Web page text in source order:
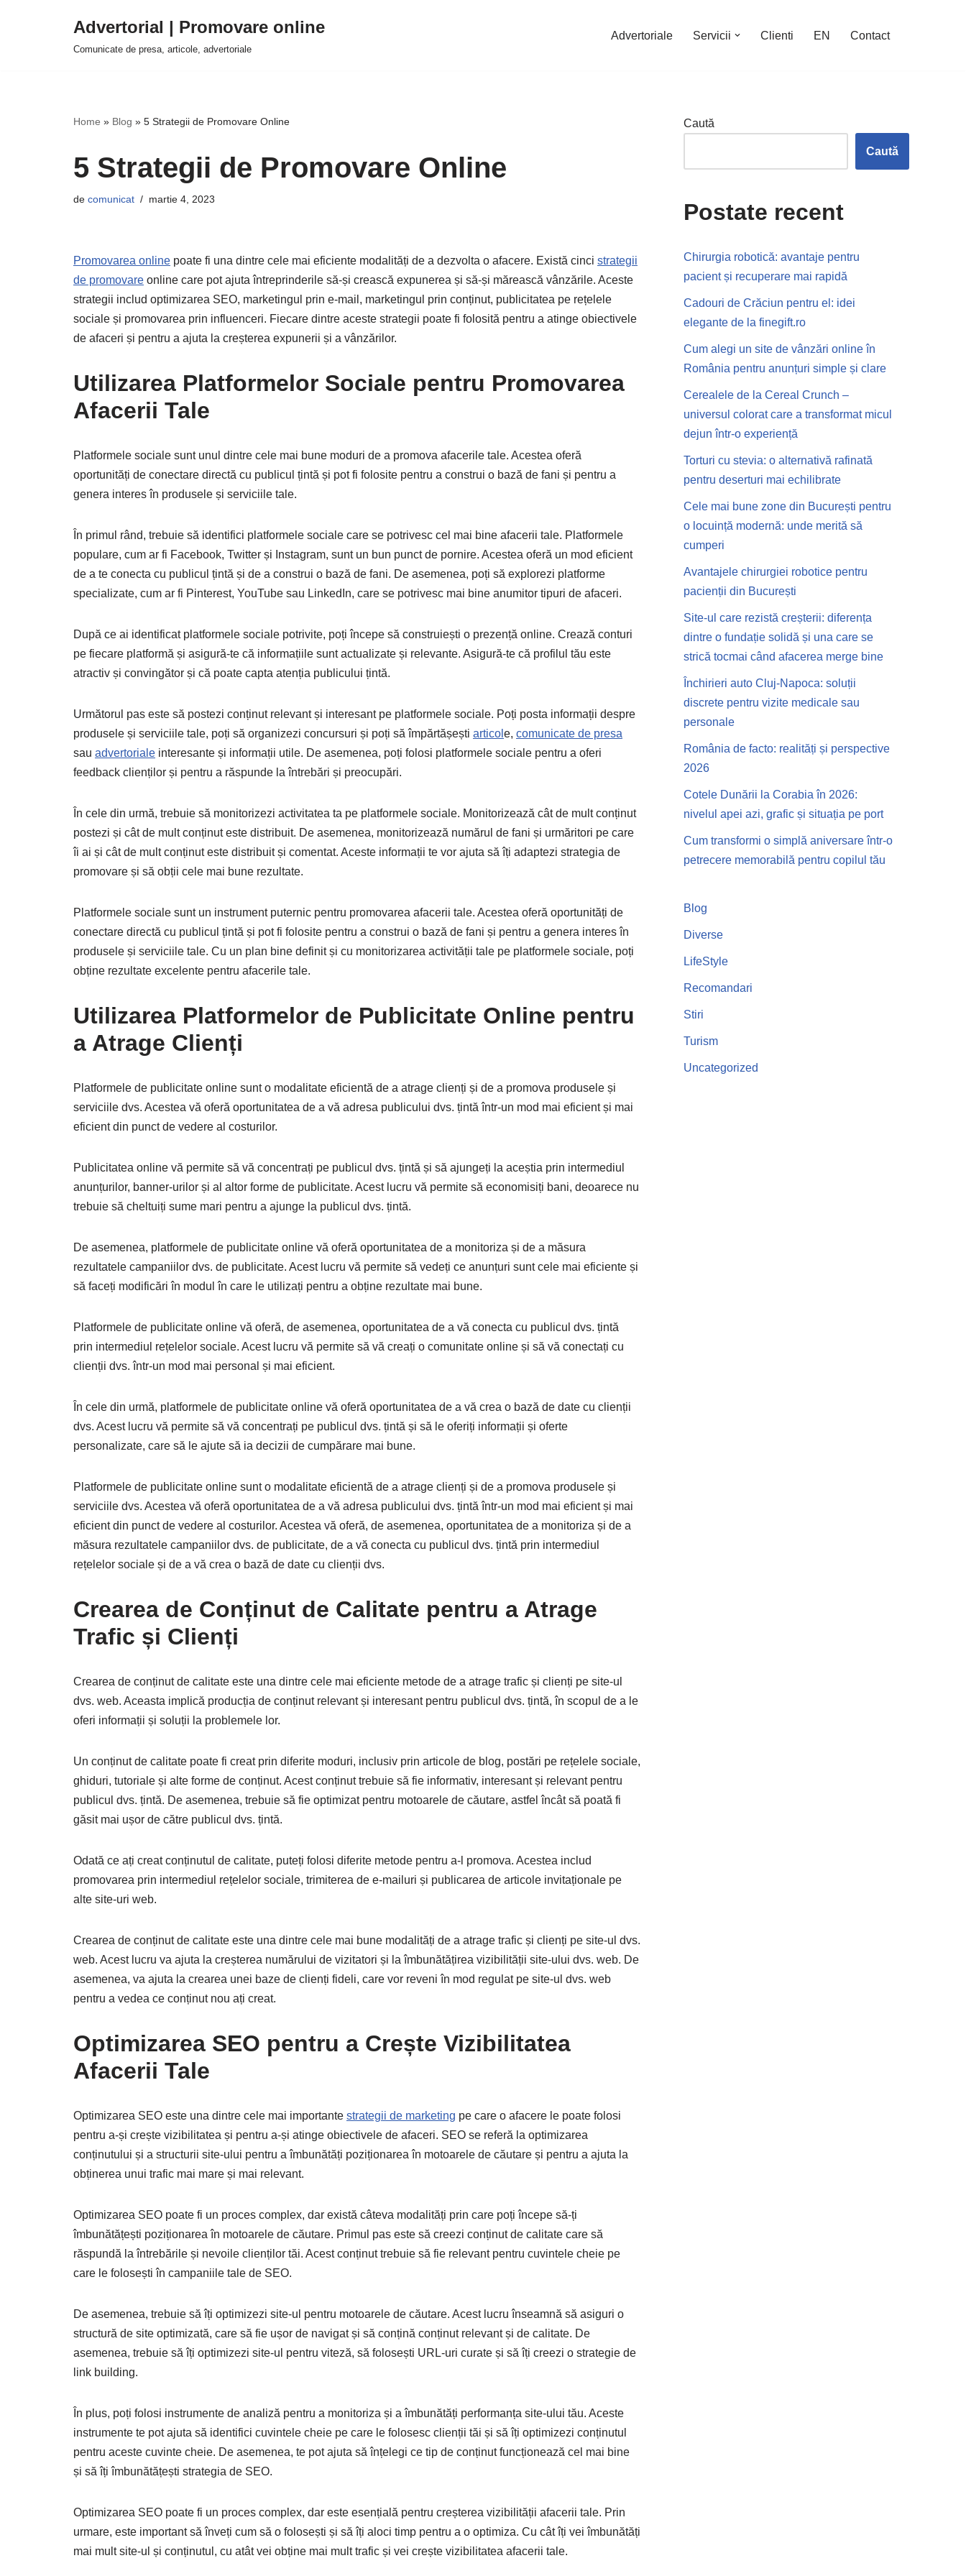
Advertorial | Promovare online
Comunicate de presa, articole, advertoriale
Advertoriale Servicii Clienti EN Contact
Home » Blog » 5 Strategii de Promovare Online
5 Strategii de Promovare Online
de comunicat martie 4, 2023
Promovarea online poate fi una dintre cele mai eficiente modalități de a dezvolta o afacere. Există cinci strategii
de promovare online care pot ajuta întreprinderile să-și crească expunerea și să-și mărească vânzările. Aceste
strategii includ optimizarea SEO, marketingul prin e-mail, marketingul prin conținut, publicitatea pe rețelele
sociale și promovarea prin influenceri. Fiecare dintre aceste strategii poate fi folosită pentru a atinge obiectivele
de afaceri și pentru a ajuta la creșterea expunerii și a vânzărilor.
Utilizarea Platformelor Sociale pentru Promovarea
Afacerii Tale
Platformele sociale sunt unul dintre cele mai bune moduri de a promova afacerile tale. Acestea oferă
oportunități de conectare directă cu publicul țintă și pot fi folosite pentru a construi o bază de fani și pentru a
genera interes în produsele și serviciile tale.
În primul rând, trebuie să identifici platformele sociale care se potrivesc cel mai bine afacerii tale. Platformele
populare, cum ar fi Facebook, Twitter și Instagram, sunt un bun punct de pornire. Acestea oferă un mod eficient
de a te conecta cu publicul țintă și de a construi o bază de fani. De asemenea, poți să explorezi platforme
specializate, cum ar fi Pinterest, YouTube sau LinkedIn, care se potrivesc mai bine anumitor tipuri de afaceri.
După ce ai identificat platformele sociale potrivite, poți începe să construiești o prezență online. Crează conturi
pe fiecare platformă și asigură-te că informațiile sunt actualizate și relevante. Asigură-te că profilul tău este
atractiv și convingător și că poate capta atenția publicului țintă.
Următorul pas este să postezi conținut relevant și interesant pe platformele sociale. Poți posta informații despre
produsele și serviciile tale, poți să organizezi concursuri și poți să împărtășești articol e, comunicate de presa
sau advertoriale interesante și informații utile. De asemenea, poți folosi platformele sociale pentru a oferi
feedback clienților și pentru a răspunde la întrebări și preocupări.
În cele din urmă, trebuie să monitorizezi activitatea ta pe platformele sociale. Monitorizează cât de mult conținut
postezi și cât de mult conținut este distribuit. De asemenea, monitorizează numărul de fani și urmăritori pe care
îi ai și cât de mult conținut este distribuit și comentat. Aceste informații te vor ajuta să îți adaptezi strategia de
promovare și să obții cele mai bune rezultate.
Platformele sociale sunt un instrument puternic pentru promovarea afacerii tale. Acestea oferă oportunități de
conectare directă cu publicul țintă și pot fi folosite pentru a construi o bază de fani și pentru a genera interes în
produsele și serviciile tale. Cu un plan bine definit și cu monitorizarea activității tale pe platformele sociale, poți
obține rezultate excelente pentru afacerile tale.
Utilizarea Platformelor de Publicitate Online pentru
a Atrage Clienți
Platformele de publicitate online sunt o modalitate eficientă de a atrage clienți și de a promova produsele și
serviciile dvs. Acestea vă oferă oportunitatea de a vă adresa publicului dvs. țintă într-un mod mai eficient și mai
eficient din punct de vedere al costurilor.
Publicitatea online vă permite să vă concentrați pe publicul dvs. țintă și să ajungeți la aceștia prin intermediul
anunțurilor, banner-urilor și al altor forme de publicitate. Acest lucru vă permite să economisiți bani, deoarece nu
trebuie să cheltuiți sume mari pentru a ajunge la publicul dvs. țintă.
De asemenea, platformele de publicitate online vă oferă oportunitatea de a monitoriza și de a măsura
rezultatele campaniilor dvs. de publicitate. Acest lucru vă permite să vedeți ce anunțuri sunt cele mai eficiente și
să faceți modificări în modul în care le utilizați pentru a obține rezultate mai bune.
Platformele de publicitate online vă oferă, de asemenea, oportunitatea de a vă conecta cu publicul dvs. țintă
prin intermediul rețelelor sociale. Acest lucru vă permite să vă creați o comunitate online și să vă conectați cu
clienții dvs. într-un mod mai personal și mai eficient.
În cele din urmă, platformele de publicitate online vă oferă oportunitatea de a vă crea o bază de date cu clienții
dvs. Acest lucru vă permite să vă concentrați pe publicul dvs. țintă și să le oferiți informații și oferte
personalizate, care să le ajute să ia decizii de cumpărare mai bune.
Platformele de publicitate online sunt o modalitate eficientă de a atrage clienți și de a promova produsele și
serviciile dvs. Acestea vă oferă oportunitatea de a vă adresa publicului dvs. țintă într-un mod mai eficient și mai
eficient din punct de vedere al costurilor. Acestea vă oferă, de asemenea, oportunitatea de a monitoriza și de a
măsura rezultatele campaniilor dvs. de publicitate, de a vă conecta cu publicul dvs. țintă prin intermediul
rețelelor sociale și de a vă crea o bază de date cu clienții dvs.
Crearea de Conținut de Calitate pentru a Atrage
Trafic și Clienți
Crearea de conținut de calitate este una dintre cele mai eficiente metode de a atrage trafic și clienți pe site-ul
dvs. web. Aceasta implică producția de conținut relevant și interesant pentru publicul dvs. țintă, în scopul de a le
oferi informații și soluții la problemele lor.
Un conținut de calitate poate fi creat prin diferite moduri, inclusiv prin articole de blog, postări pe rețelele sociale,
ghiduri, tutoriale și alte forme de conținut. Acest conținut trebuie să fie informativ, interesant și relevant pentru
publicul dvs. țintă. De asemenea, trebuie să fie optimizat pentru motoarele de căutare, astfel încât să poată fi
găsit mai ușor de către publicul dvs. țintă.
Odată ce ați creat conținutul de calitate, puteți folosi diferite metode pentru a-l promova. Acestea includ
promovarea prin intermediul rețelelor sociale, trimiterea de e-mailuri și publicarea de articole invitaționale pe
alte site-uri web.
Crearea de conținut de calitate este una dintre cele mai bune modalități de a atrage trafic și clienți pe site-ul dvs.
web. Acest lucru va ajuta la creșterea numărului de vizitatori și la îmbunătățirea vizibilității site-ului dvs. web. De
asemenea, va ajuta la crearea unei baze de clienți fideli, care vor reveni în mod regulat pe site-ul dvs. web
pentru a vedea ce conținut nou ați creat.
Optimizarea SEO pentru a Crește Vizibilitatea
Afacerii Tale
Optimizarea SEO este una dintre cele mai importante strategii de marketing pe care o afacere le poate folosi
pentru a-și crește vizibilitatea și pentru a-și atinge obiectivele de afaceri. SEO se referă la optimizarea
conținutului și a structurii site-ului pentru a îmbunătăți poziționarea în motoarele de căutare și pentru a ajuta la
obținerea unui trafic mai mare și mai relevant.
Optimizarea SEO poate fi un proces complex, dar există câteva modalități prin care poți începe să-ți
îmbunătățești poziționarea în motoarele de căutare. Primul pas este să creezi conținut de calitate care să
răspundă la întrebările și nevoile clienților tăi. Acest conținut trebuie să fie relevant pentru cuvintele cheie pe
care le folosești în campaniile tale de SEO.
De asemenea, trebuie să îți optimizezi site-ul pentru motoarele de căutare. Acest lucru înseamnă să asiguri o
structură de site optimizată, care să fie ușor de navigat și să conțină conținut relevant și de calitate. De
asemenea, trebuie să îți optimizezi site-ul pentru viteză, să folosești URL-uri curate și să îți creezi o strategie de
link building.
În plus, poți folosi instrumente de analiză pentru a monitoriza și a îmbunătăți performanța site-ului tău. Aceste
instrumente te pot ajuta să identifici cuvintele cheie pe care le folosesc clienții tăi și să îți optimizezi conținutul
pentru aceste cuvinte cheie. De asemenea, te pot ajuta să înțelegi ce tip de conținut funcționează cel mai bine
și să îți îmbunătățești strategia de SEO.
Optimizarea SEO poate fi un proces complex, dar este esențială pentru creșterea vizibilității afacerii tale. Prin
urmare, este important să înveți cum să o folosești și să îți aloci timp pentru a o optimiza. Cu cât îți vei îmbunătăți
mai mult site-ul și conținutul, cu atât vei obține mai mult trafic și vei crește vizibilitatea afacerii tale.
Caută
Caută
Postate recent
Chirurgia robotică: avantaje pentru
pacient și recuperare mai rapidă
Cadouri de Crăciun pentru el: idei
elegante de la finegift.ro
Cum alegi un site de vânzări online în
România pentru anunțuri simple și clare
Cerealele de la Cereal Crunch –
universul colorat care a transformat micul
dejun într-o experiență
Torturi cu stevia: o alternativă rafinată
pentru deserturi mai echilibrate
Cele mai bune zone din București pentru
o locuință modernă: unde merită să
cumperi
Avantajele chirurgiei robotice pentru
pacienții din București
Site-ul care rezistă creșterii: diferența
dintre o fundație solidă și una care se
strică tocmai când afacerea merge bine
Închirieri auto Cluj-Napoca: soluții
discrete pentru vizite medicale sau
personale
România de facto: realități și perspective
2026
Cotele Dunării la Corabia în 2026:
nivelul apei azi, grafic și situația pe port
Cum transformi o simplă aniversare într-o
petrecere memorabilă pentru copilul tău
Blog
Diverse
LifeStyle
Recomandari
Stiri
Turism
Uncategorized